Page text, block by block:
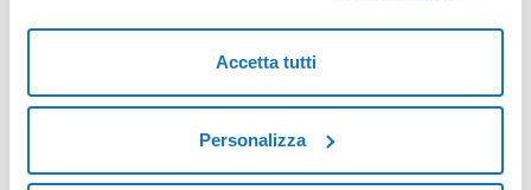
Accetta tutti
Personalizza